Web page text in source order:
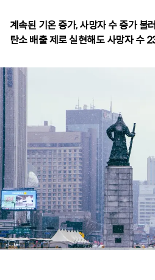
계속된 기온 증가, 사망자 수 증가 불러